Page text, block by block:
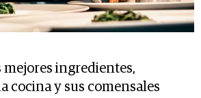
mejores ingredientes,
cocina y sus comensales